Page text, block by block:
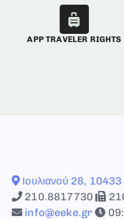
APP TRAVELER RIGHTS
Ιουλιανού 28,
210.8817730
info@eeke.gr